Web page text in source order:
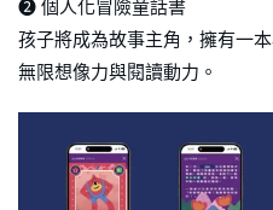
➋ 個人化冒險童話書
孩子將成為故事主角，擁有一
無限想像力與閱讀動力。